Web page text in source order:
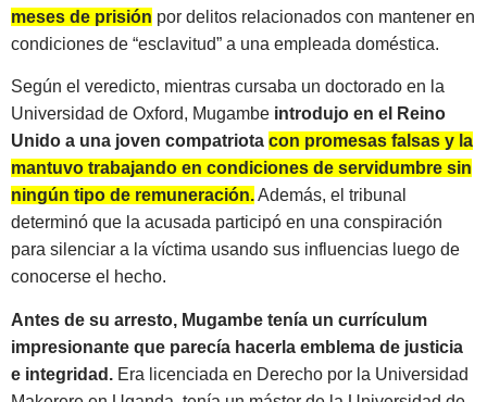
meses de prisión por delitos relacionados con mantener en
condiciones de “esclavitud” a una empleada doméstica.
Según el veredicto, mientras cursaba un doctorado en la
Universidad de Oxford, Mugambe introdujo en el Reino
Unido a una joven compatriota con promesas falsas y la
mantuvo trabajando en condiciones de servidumbre sin
ningún tipo de remuneración.Además, el tribunal
determinó que la acusada participó en una conspiración
para silenciar a la víctima usando sus influencias luego de
conocerse el hecho.
Antes de su arresto, Mugambe tenía un currículum
impresionante que parecía hacerla emblema de justicia
e integridad. Era licenciada en Derecho por la Universidad